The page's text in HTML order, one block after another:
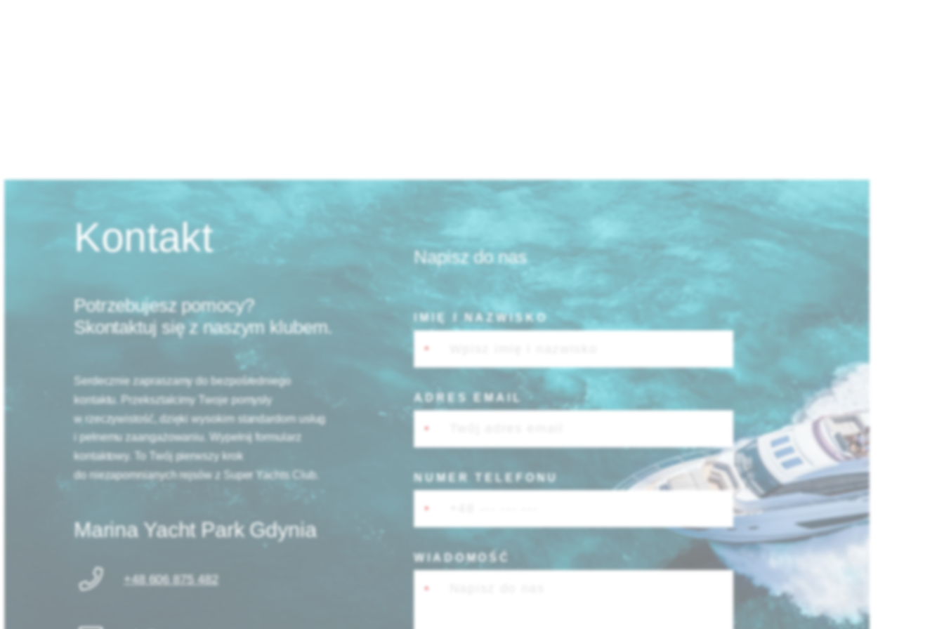
Kontakt
Potrzebujesz pomocy?
Skontaktuj się z naszym klubem.
Serdecznie zapraszamy do bezpośredniego
kontaktu. Przekształcimy Twoje pomysły
w rzeczywistość, dzięki wysokim standardom usług
i pełnemu zaangażowaniu. Wypełnij formularz
kontaktowy. To Twój pierwszy krok
do niezapomnianych rejsów z Super Yachts Club.
Marina Yacht Park Gdynia
+48 606 875 482
Napisz do nas
IMIĘ I NAZWISKO
*
ADRES EMAIL
*
NUMER TELEFONU
*
WIADOMOŚĆ
*
Dołącz do klubu!